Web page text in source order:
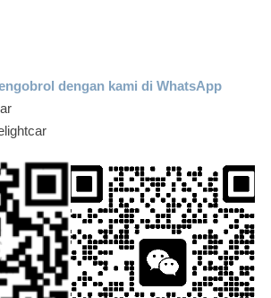
dengan kami di WhatsApp